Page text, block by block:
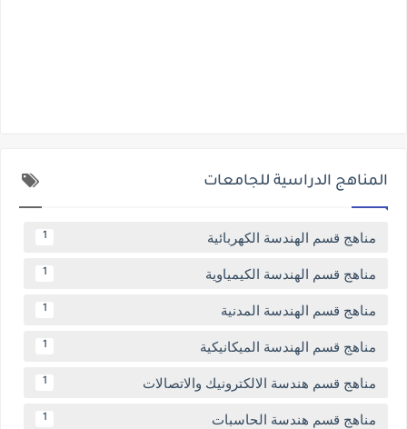
المناهج الدراسية للجامعات
مناهج قسم الهندسة الكهربائية 1
مناهج قسم الهندسة الكيمياوية 1
مناهج قسم الهندسة المدنية 1
مناهج قسم الهندسة الميكانيكية 1
مناهج قسم هندسة الالكترونيك والاتصالات 1
مناهج قسم هندسة الحاسبات 1